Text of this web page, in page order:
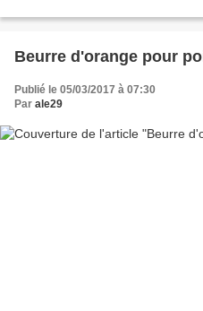
Beurre d'orange pour
Publié le 05/03/2017 à 07:30
Par ale29